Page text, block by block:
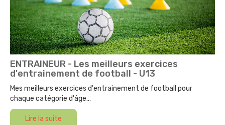
ENTRAINEUR - Les meilleurs exercices
d'entrainement de football - U13
Mes meilleurs exercices d'entrainement de football pour
chaque catégorie d'âge...
Lire la suite